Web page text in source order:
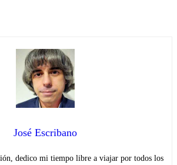
José Escribano
dedico mi tiempo libre a viajar por todos los